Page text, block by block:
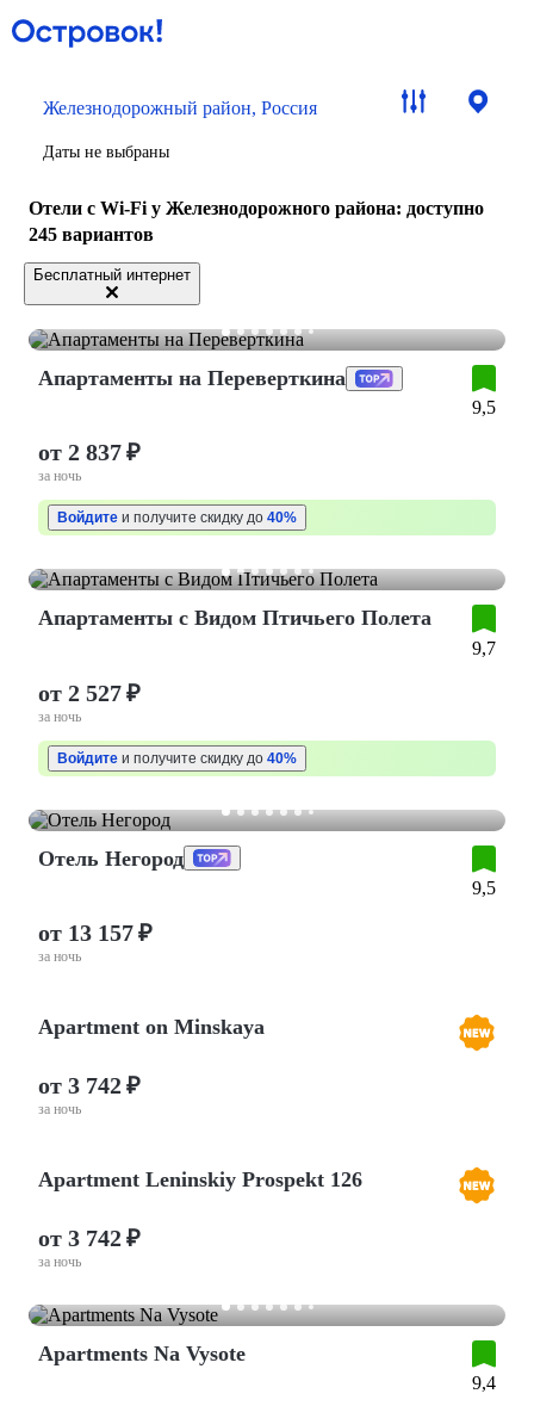
Железнодорожный район, Россия
Даты не выбраны
Отели с Wi-Fi у Железнодорожного района: доступно
245 вариантов
Бесплатный интернет
Апартаменты нa Переверткина
9,5
от 2 837 ₽
за ночь
Войдите и получите скидку до 40%
Апартаменты с Видом Птичьего Полета
9,7
от 2 527 ₽
за ночь
Войдите и получите скидку до 40%
Отель Негород
9,5
от 13 157 ₽
за ночь
Apartment on Minskaya
от 3 742 ₽
за ночь
Apartment Leninskiy Prospekt 126
от 3 742 ₽
за ночь
Apartments Na Vysote
9,4